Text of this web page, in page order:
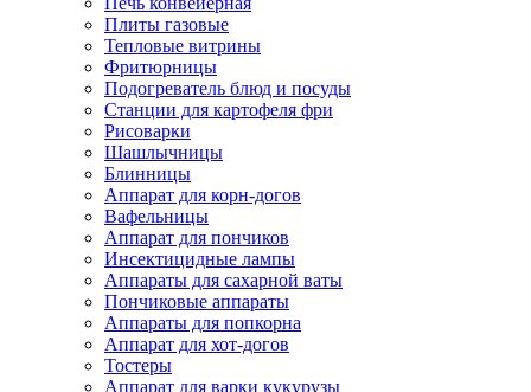
Плиты газовые
Тепловые витрины
Фритюрницы
Подогреватель блюд и посуды
Станции для картофеля фри
Рисоварки
Шашлычницы
Блинницы
Аппарат для корн-догов
Вафельницы
Аппарат для пончиков
Инсектицидные лампы
Аппараты для сахарной ваты
Пончиковые аппараты
Аппараты для попкорна
Аппарат для хот-догов
Тостеры
Аппарат для варки кукурузы